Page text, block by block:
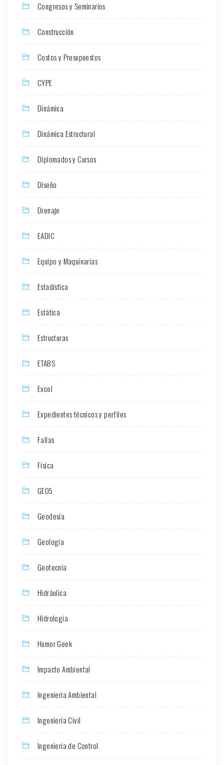
Congresos y Seminarios
Construcción
Costos y Presupuestos
CYPE
Dinámica
Dinámica Estructural
Diplomados y Cursos
Diseño
Drenaje
EADIC
Equipo y Maquinarias
Estadística
Estática
Estructuras
ETABS
Excel
Expedientes técnicos y perfiles
Fallas
Física
GEO5
Geodesia
Geología
Geotecnia
Hidráulica
Hidrología
Humor Geek
Impacto Ambiental
Ingeniería Ambiental
Ingeniería Civil
Ingeniería de Control